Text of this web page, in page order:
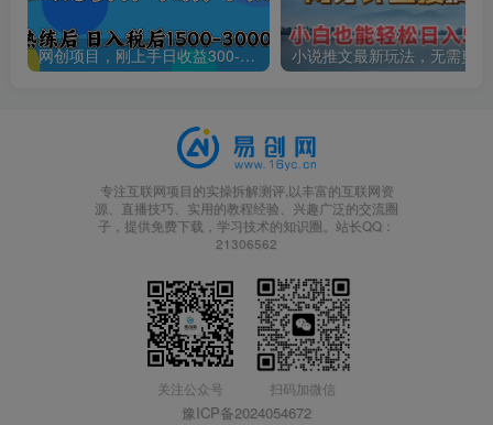
网创项目，刚上手日收益300-500左右，熟悉后日收益1500-3000
专注互联网项目的实操拆解测评,以丰富的互联网资
源、直播技巧、实用的教程经验、兴趣广泛的交流圈
子，提供免费下载，学习技术的知识圈。站长QQ：
21306562
关注公众号 扫码加微信
豫ICP备2024054672